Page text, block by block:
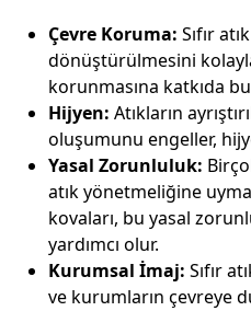
Çevre Koruma: Sıfır
dönüştürülmesini
korunmasına katkıda
Hijyen: Atıkların
oluşumunu engeller,
Yasal Zorunluluk:
atık yönetmeliğine
kovaları, bu yasal
yardımcı olur.
Kurumsal İmaj: Sıfır
ve kurumların çevreye